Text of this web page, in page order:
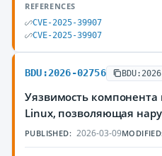
REFERENCES
CVE-2025-39907
CVE-2025-39907
BDU:2026-02756
Уязвимость
Linux, позволяющая
PUBLISHED: 2026-03-09